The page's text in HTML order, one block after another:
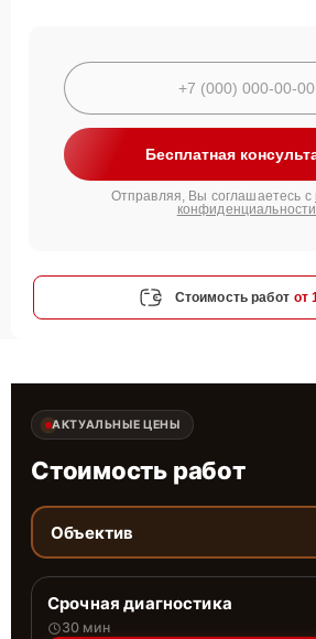
Бесплатная
Отправляя, Вы соглашаетесь с
конфиденциальности
Стоимость работ от
АКТУАЛЬНЫЕ ЦЕНЫ
Стоимость работ
Объектив
Срочная диагностика
30 мин